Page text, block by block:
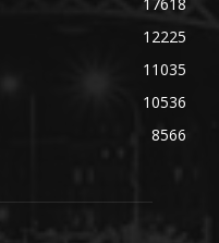
12225
11035
10536
8566